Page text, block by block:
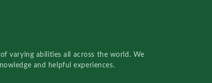
varying abilities all across the world. We
and helpful experiences.